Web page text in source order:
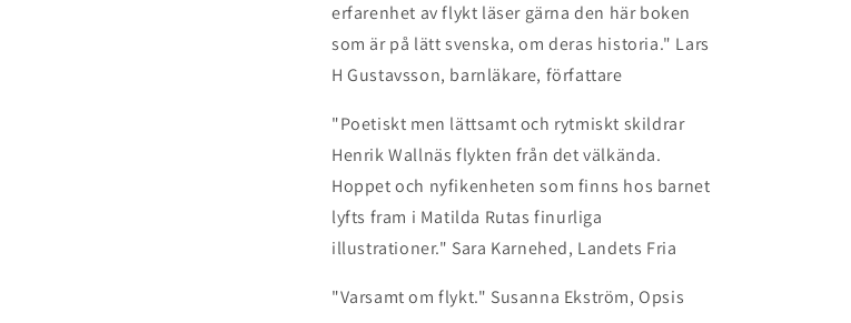
erfarenhet av flykt läser gärna den här boken
som är på lätt svenska, om deras historia." Lars
H Gustavsson, barnläkare, författare
"Poetiskt men lättsamt och rytmiskt skildrar
Henrik Wallnäs flykten från det välkända.
Hoppet och nyfikenheten som finns hos barnet
lyfts fram i Matilda Rutas finurliga
illustrationer." Sara Karnehed, Landets Fria
"Varsamt om flykt." Susanna Ekström, Opsis